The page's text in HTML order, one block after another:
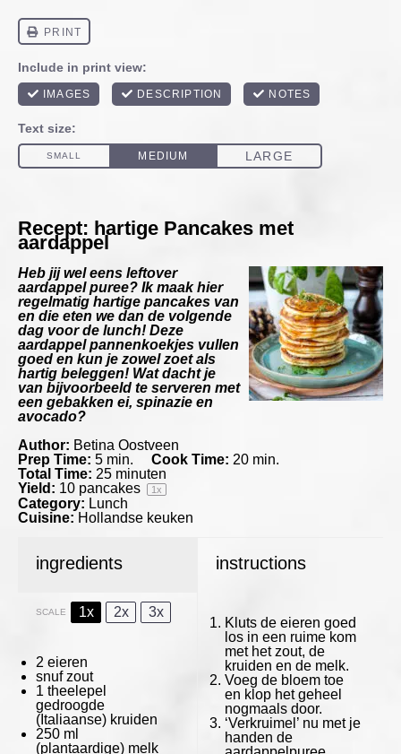
Recept: hartige Pancakes met
aardappel
Heb jij wel eens leftover
aardappel puree? Ik maak hier
regelmatig hartige pancakes van
en die eten we dan de volgende
dag voor de lunch! Deze
aardappel pannenkoekjes vullen
goed en kun je zowel zoet als
hartig beleggen! Wat dacht je
van bijvoorbeeld te serveren met
een gebakken ei, spinazie en
avocado?
Author: Betina Oostveen
Prep Time: 5 min. Cook Time: 20 min.
Total Time: 25 minuten
Yield: 10 pancakes 1x
Category: Lunch
Cuisine: Hollandse keuken
ingredients
SCALE 1x 2x 3x
2 eieren
snuf zout
1 theelepel
gedroogde
(Italiaanse) kruiden
250 ml
(plantaardige) melk
instructions
Kluts de eieren goed
los in een ruime kom
met het zout, de
kruiden en de melk.
Voeg de bloem toe
en klop het geheel
nogmaals door.
‘Verkruimel’ nu met je
handen de